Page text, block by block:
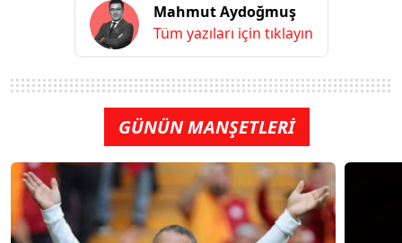
Mahmut Aydoğmuş
Tüm yazıları için tıklayın
GÜNÜN MANŞETLERİ